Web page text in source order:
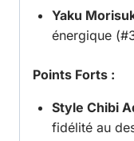
Yaku
énergique
Points Forts :
Style Chibi
fidélité au